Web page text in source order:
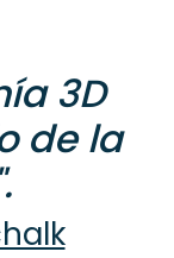
3D
de la